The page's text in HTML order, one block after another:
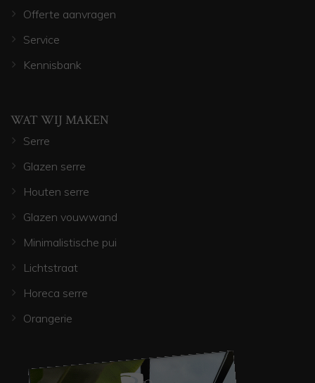
Offerte aanvragen
Service
Kennisbank
WAT WIJ MAKEN
Serre
Glazen serre
Houten serre
Glazen vouwwand
Minimalistische pui
Lichtstraat
Horeca serre
Orangerie